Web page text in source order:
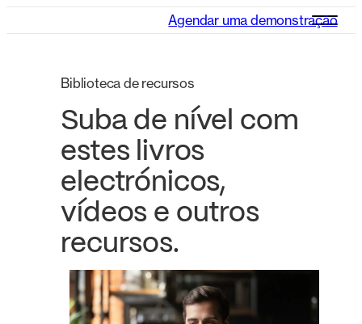
Agendar uma demonstração
Biblioteca de recursos
Suba de nível com
estes livros
electrónicos,
vídeos e outros
recursos.